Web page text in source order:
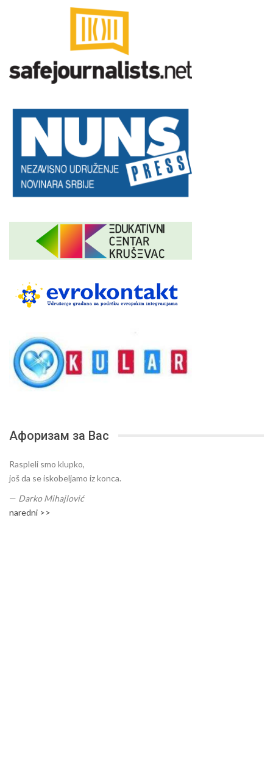
Афоризам за Вас
Raspleli smo klupko,
još da se iskobeljamo iz konca.
— Darko Mihajlović
naredni >>